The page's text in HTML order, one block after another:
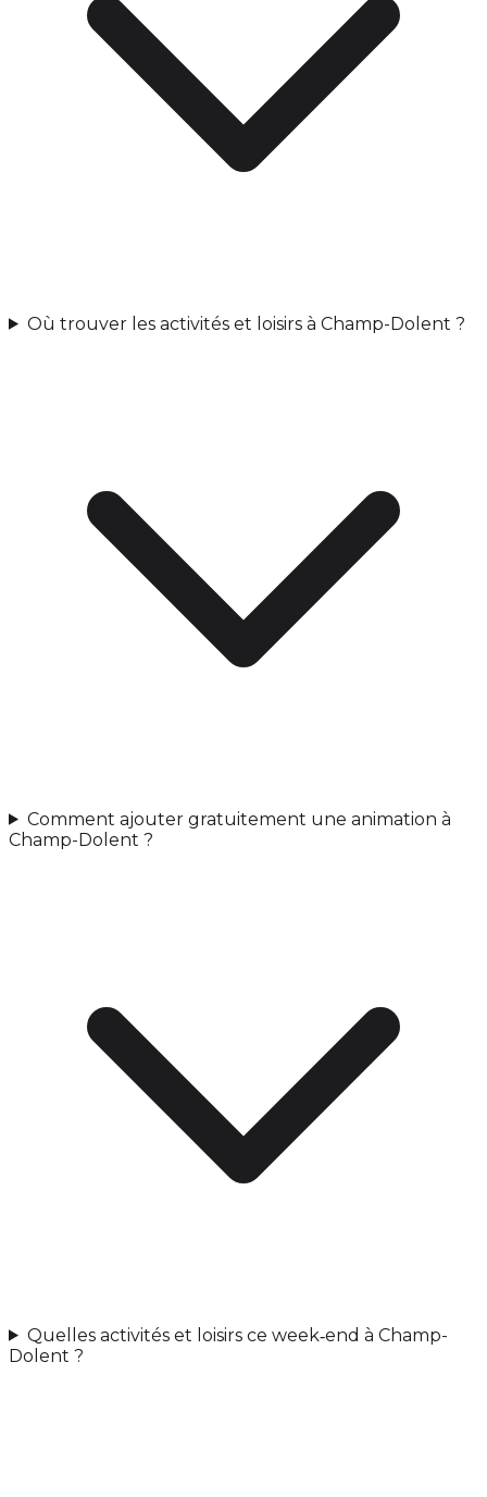
Où trouver les activités et loisirs à Champ-Dolent ?
Comment ajouter gratuitement une animation à
Champ-Dolent ?
Quelles activités et loisirs ce week‑end à Champ-
Dolent ?